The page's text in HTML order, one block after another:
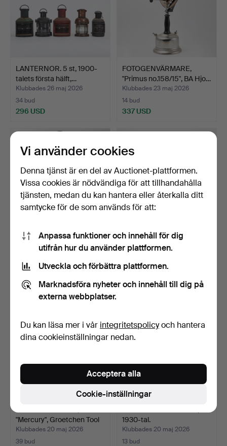
LANTERNOR. 5 st, 1900-
talets första hälft,…
Klubbades 26 maj 2026
34 bud
296 USD
FOTOGENVÄRMARE,
"Primus no.158/15", BA Hjo…
Klubbades 23 maj 2026
14 bud
337 USD
FOTOGENVÄRMARE,
"Primus no.158/15", BA Hjo…
16 bud
400 USD
MYNTSPEL, ca 1920/30-
tal.
31 bud
501 USD
"Mercury", Groetchen Tool
…
Klubbades 20 maj 2026
39 bud
1930-tal.
Klubbades 20 maj 2026
13 bud
Vi använder cookies
Denna tjänst är en del av Auctionet-plattformen.
Vissa cookies är nödvändiga för att tillhandahålla
tjänsten, medan du kan hantera eller återkalla ditt
samtycke för de som används för att:
Anpassa funktioner och innehåll för dig
utifrån hur du använder plattformen.
Utveckla och förbättra plattformen.
Marknadsföra nyheter och innehåll till dig på
externa webbplatser.
Du kan läsa mer i vår integritetspolicyoch hantera
dina cookieinställningar nedan.
Cookie-inställningar
Acceptera alla